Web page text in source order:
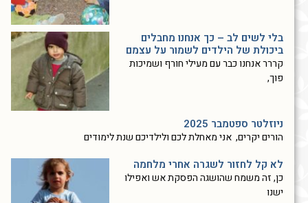
בלי לשים לב – כך אנחנו מחבלים
ביכולת של הילדים לשמור על עצמם
קררר אנחנו כבר עם מעילי חורף ושמיכות
פוך,
ניוזלטר ספטמבר 2025
הורים יקרים, אני מאחלת לכם ולילדיכם שנת לימודים
לא קל לחזור לשגרה אחרי מלחמה
כן, זה משמח שהושגה הפסקת אש ואפילו
ישנו